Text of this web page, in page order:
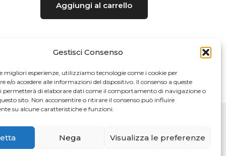
Gestisci Consenso
migliori esperienze, utilizziamo tecnologie come i cookie per
e/o accedere alle informazioni del dispositivo. Il consenso a queste
permetterà di elaborare dati come il comportamento di navigazione o
sito. Non acconsentire o ritirare il consenso può influire
su alcune caratteristiche e funzioni.
Nega Visualizza le preferenze
Aggiungi al carrello